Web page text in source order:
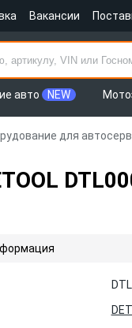
Вакансии
авто NEW
для